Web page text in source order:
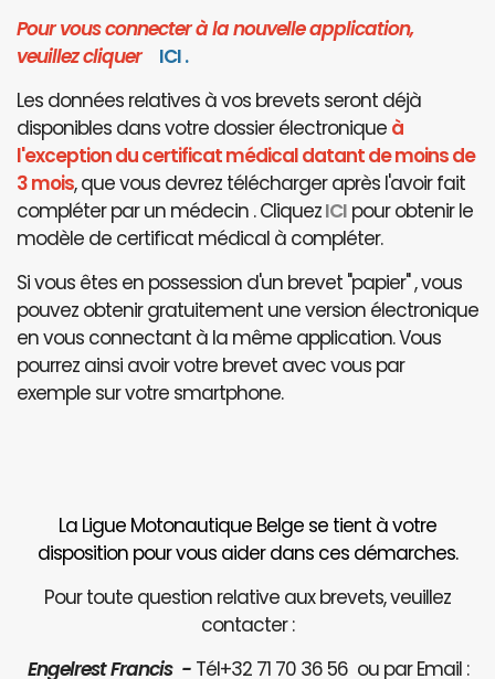
Pour vous connecter à la nouvelle application,
veuillez cliquer ICI.
Les données relatives à vos brevets seront déjà
disponibles dans votre dossier électronique à
l'exception du certificat médical datant de moins de
3 mois, que vous devrez télécharger après l'avoir fait
compléter par un médecin . CliquezICI pour obtenir le
modèle de certificat médical à compléter.
Si vous êtes en possession d'un brevet "papier" , vous
pouvez obtenir gratuitement une version électronique
en vous connectant à la même application. Vous
pourrez ainsi avoir votre brevet avec vous par
exemple sur votre smartphone.
La Ligue Motonautique Belge se tient à votre
disposition pour vous aider dans ces démarches.
Pour toute question relative aux brevets, veuillez
contacter :
Engelrest Francis -Tél+32 71 70 36 56 ou par Email :